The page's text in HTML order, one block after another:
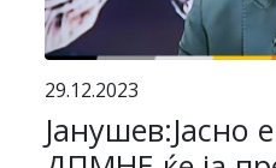
29.12.2023
Јанушев:Јасно